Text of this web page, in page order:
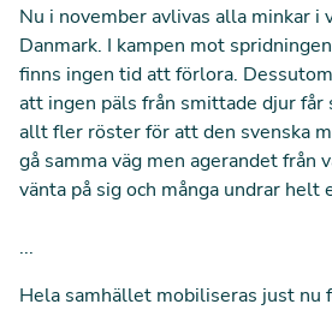
Nu i november avlivas alla minkar i
Danmark. I kampen mot
finns ingen tid att förlora.
att ingen päls från smittade djur får
allt fler röster för att den svenska
gå samma väg men agerandet från
vänta på sig och många undrar helt
...
Hela samhället mobiliseras just nu